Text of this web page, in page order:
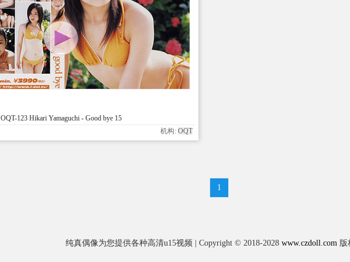
OQT-123 Hikari Yamaguchi - Good bye 15
机构: OQT
1
纯真偶像为您提供各种高清u15视频 | Copyright © 2018-2028 www.czdoll.com 版